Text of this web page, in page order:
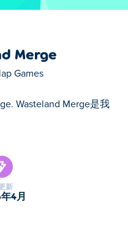
Merge
Games
Wasteland Merge是我
新
年4月